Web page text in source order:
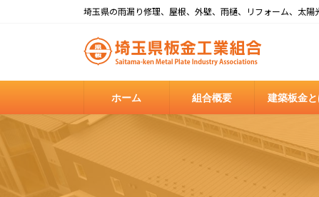
ス
ン
埼玉県の雨漏り修理、屋根、外壁、雨樋、リフォーム、太
ホーム 組合概要 建築板金